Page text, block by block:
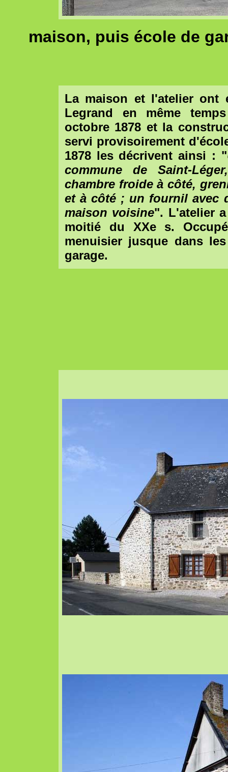
maison, puis école de
La maison et l'atelier ont
Legrand en même
octobre 1878 et la
servi provisoirement
1878 les décrivent ainsi : "
commune de Saint-
chambre froide à côté,
et à côté ; un fournil avec
maison voisine". L'atelier
moitié du XXe s.
menuisier jusque dans
garage.